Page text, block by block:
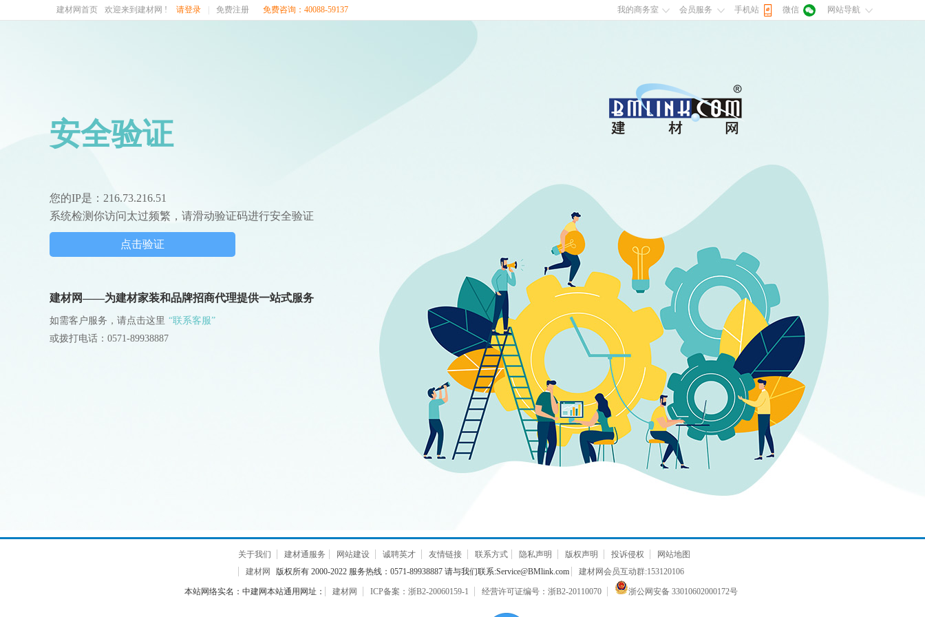
建材网首页 欢迎来到建材网 ! 请登录 免费注册 免费咨询：40088-59137 我的商务室 会员服务 手机站 微信 网站导航
安全验证
您的IP是：216.73.216.51
系统检测你访问太过频繁，请滑动验证码进行安全验证
点击验证
建材网——为建材家装和品牌招商代理提供一站式服务
如需客户服务，请点击这里 “联系客服”
或拨打电话：0571-89938887
关于我们 建材通服务 网站建设 诚聘英才 友情链接 联系方式 隐私声明 版权声明 投诉侵权
网站地图
建材网
版权所有 2000-2022 服务热线：0571-89938887 请与我们联系:Service@BMlink.com 建材网会员互动群:153120106
本站网络实名：中建网本站通用网址： 建材网 ICP备案：浙B2-20060159-1 经营许可证编号：浙B2-20110070 浙公网安备 33010602000172号